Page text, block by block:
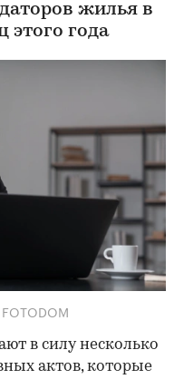
жилья в
этого года
в силу несколько
актов, которые